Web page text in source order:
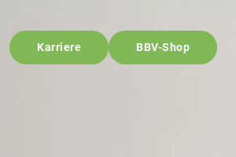
Karriere BBV-Shop